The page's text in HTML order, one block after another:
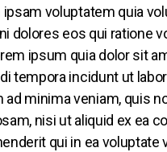
voluptatem quia
dolores eos qui ratione
ipsum quia dolor sit
tempora incidunt ut
ad minima veniam, quis
nisi ut aliquid ex ea
qui in ea voluptate